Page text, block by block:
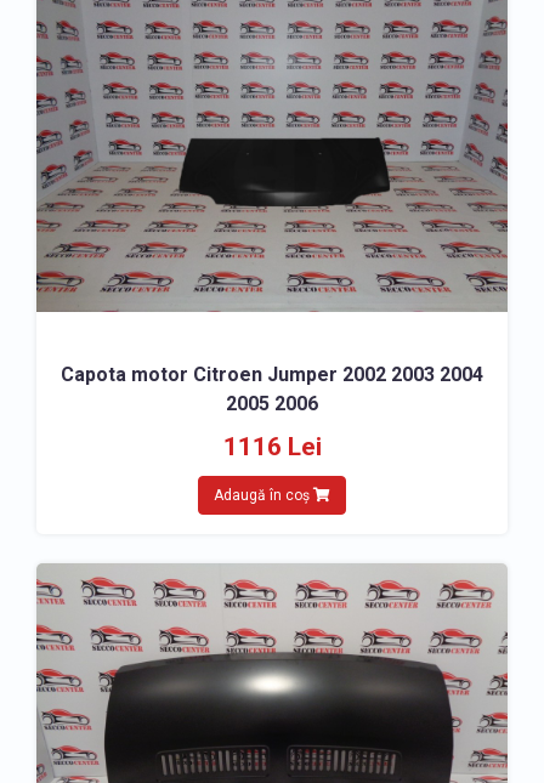
Capota motor Citroen Jumper 2002 2003 2004
2005 2006
1116 Lei
Adaugă în coș